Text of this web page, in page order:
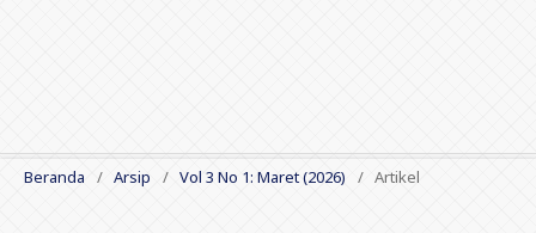
Beranda / Arsip / Vol 3 No 1: Maret (2026) / Artikel